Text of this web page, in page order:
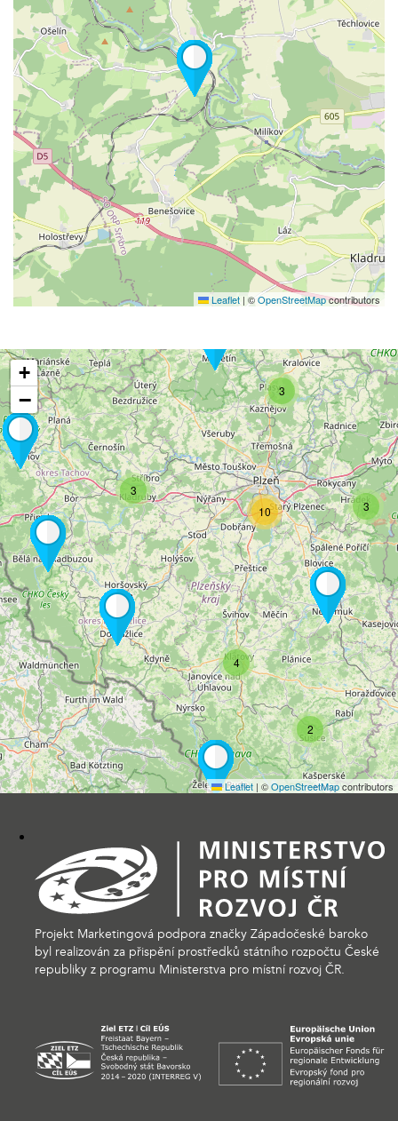
Leaflet | ©OpenStreetMapcontributors
2
3
3
4
10
3
+
−
Leaflet | ©OpenStreetMapcontributors
Projekt Marketingová podpora značky Západočeské baroko
byl realizován za přispění prostředků státního rozpočtu České
republiky z programu Ministerstva pro místní rozvoj ČR.